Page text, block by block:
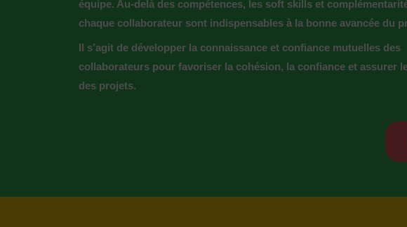
équipe. Au-delà des compétences, les soft skills et
chaque collaborateur sont indispensables à la bonne avancée du
Il s’agit de développer la connaissance et confiance mutuelles des
collaborateurs pour favoriser la cohésion, la confiance et assurer
des projets.